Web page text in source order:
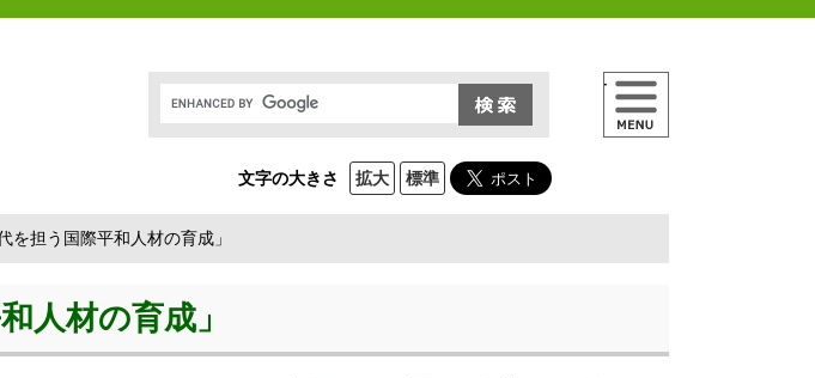
文字の大きさ 拡大 標準
メニュー
を担う国際平和人材の育成」
人材の育成」